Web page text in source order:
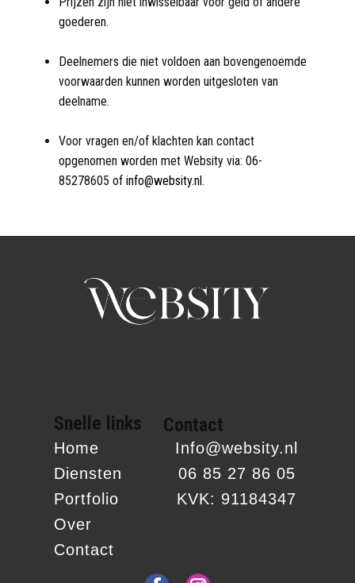
goederen.
Deelnemers die niet voldoen aan bovengenoemde
voorwaarden kunnen worden uitgesloten van
deelname.
Voor vragen en/of klachten kan contact
opgenomen worden met Websity via: 06-
85278605 of info@websity.nl.
Snelle links Contact
Home
Diensten
Portfolio
Over
Contact
Info@websity.nl
06 85 27 86 05
KVK: 91184347